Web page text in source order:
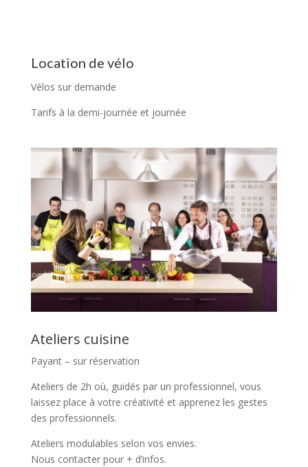
Location de vélo
Vélos sur demande
Tarifs à la demi-journée et journée
Ateliers cuisine
Payant – sur réservation
Ateliers de 2h où, guidés par un professionnel, vous
laissez place à votre créativité et apprenez les gestes
des professionnels.
Ateliers modulables selon vos envies.
Nous contacter pour + d’infos.